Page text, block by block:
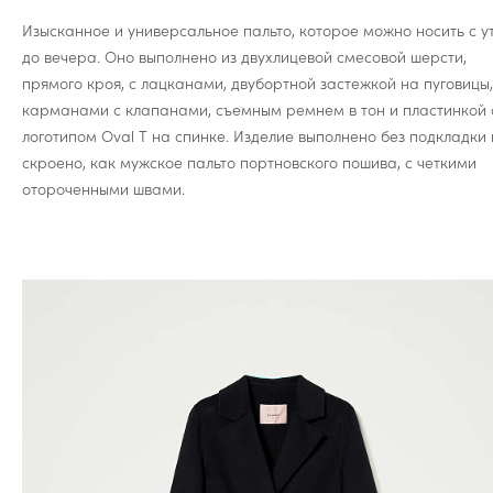
Изысканное и универсальное пальто, которое можно носить с
до вечера. Оно выполнено из двухлицевой смесовой шерсти,
прямого кроя, с лацканами, двубортной застежкой на пуговицы,
карманами с клапанами, съемным ремнем в тон и пластинкой
логотипом Oval T на спинке. Изделие выполнено без подкладки
скроено, как мужское пальто портновского пошива, с четкими
отороченными швами.